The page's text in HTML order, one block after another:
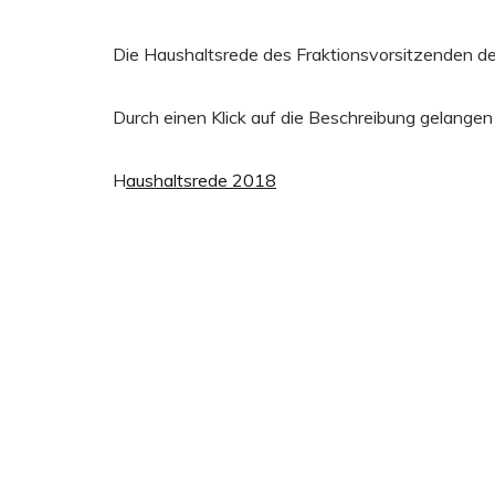
Die Haushaltsrede des Fraktionsvorsitzenden
Durch einen Klick auf die Beschreibung
Haushaltsrede 2018